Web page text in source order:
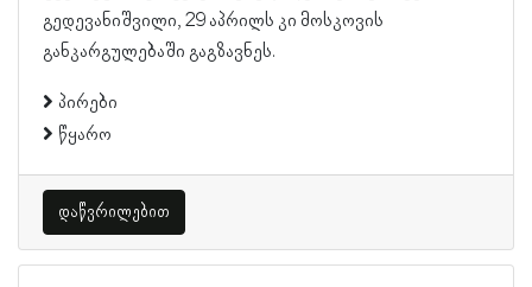
გედევანიშვილი, 29 აპრილს კი მოსკოვის
განკარგულებაში გაგზავნეს.
პირები
წყარო
დაწვრილებით